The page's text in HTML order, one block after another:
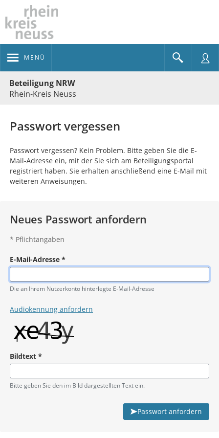
MENÜ
Beteiligung NRW
Rhein-Kreis Neuss
Passwort vergessen
Passwort vergessen? Kein Problem. Bitte geben Sie die E-
Mail-Adresse ein, mit der Sie sich am Beteiligungsportal
registriert haben. Sie erhalten anschließend eine E-Mail mit
weiteren Anweisungen.
Neues Passwort anfordern
* Pflichtangaben
E-Mail-Adresse *
Pflichtangabe
Die an Ihrem Nutzerkonto hinterlegte E-Mail-Adresse
Audiokennung anfordern
Bildtext *
Pflichtangabe
Bitte geben Sie den im Bild dargestellten Text ein.
Passwort anfordern